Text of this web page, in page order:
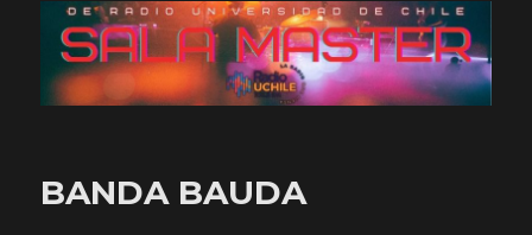
Sala Master
BANDA BAUDA